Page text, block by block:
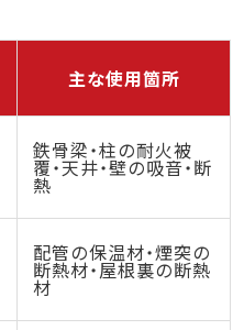
主な使用箇所
鉄骨梁・柱の耐火被
覆・天井・壁の吸音・断
熱
配管の保温材・煙突の
断熱材・屋根裏の断熱
材